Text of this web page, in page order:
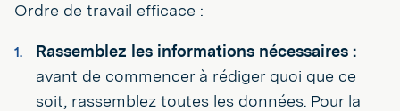
Ordre de travail efficace :
Rassemblez les informations nécessaires :
avant de commencer à rédiger quoi que ce
soit, rassemblez toutes les données. Pour la